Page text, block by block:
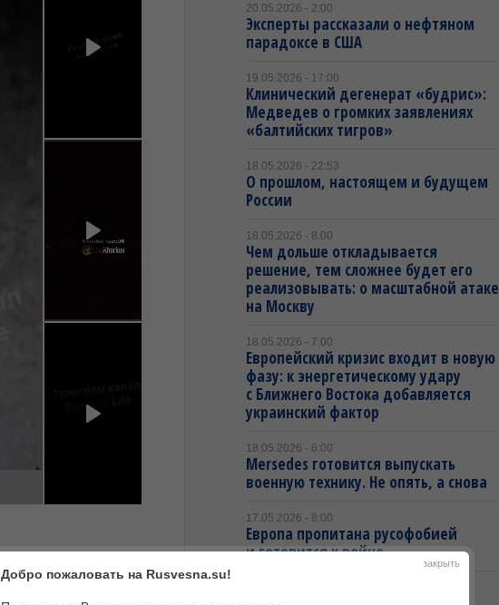
20.05.2026 - 2:00
Эксперты рассказали о нефтяном
парадоксе в США
19.05.2026 - 17:00
Клинический дегенерат «будрис»:
Медведев о громких заявлениях
«балтийских тигров»
18.05.2026 - 22:53
О прошлом, настоящем и будущем
России
18.05.2026 - 8:00
Чем дольше откладывается
решение, тем сложнее будет его
реализовывать: о масштабной атаке
на Москву
18.05.2026 - 7:00
Европейский кризис входит в новую
фазу: к энергетическому удару
с Ближнего Востока добавляется
украинский фактор
18.05.2026 - 6:00
Mersedes готовится выпускать
военную технику. Не опять, а снова
17.05.2026 - 8:00
Европа пропитана русофобией
и готовится к войне
закрыть
Добро пожаловать на Rusvesna.su!